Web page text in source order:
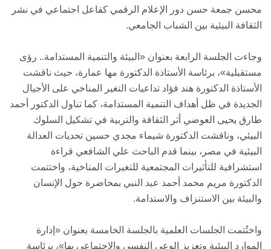
محسن جمعة حسن دور الإعلام الرقمي كفاعل اجتماعي في نشر
الثقافة البيئية بين الشباب الجامعي.
وجاءت الجلسة الرابعة بعنوان «البيئة والتنمية المستدامة.. رؤى
مستقبلية»، برئاسة الأستاذة الدكتورة مها عمارة، حيث ناقشت
الأستاذة الدكتورة هند فؤاد تداعيات التغير المناخي على الأجيال
الجديدة في ظل أهداف التنمية المستدامة، كما تناول الدكتور أحمد
طارق يحيى العوضي أثر الثقافة والتربية في تشكيل السلوك
البيئي، وناقشت الدكتورة شيماء مجدي حسين تحديات العدالة
البيئية في مصر، بينما قدم الباحث علي الشافعي قراءة
استشرافية للتأثيرات المجتمعية للتغيرات المناخية، واختتمت
الدكتورة مريم محمد أحمد عبد النبي بمحاضرة حول الإنسان
والبيئة بين الاستنزاف والاستدامة.
واختُتمت الجلسات العلمية بالجلسة الخامسة بعنوان «إدارة
الموارد البيئية وتعزيز الوعي النفسي والاجتماعي بها»، برئاسة